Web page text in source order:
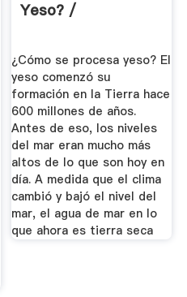
Yeso? /
¿Cómo se procesa yeso? El
yeso comenzó su
formación en la Tierra hace
600 millones de años.
Antes de eso, los niveles
del mar eran mucho más
altos de lo que son hoy en
día. A medida que el clima
cambió y bajó el nivel del
mar, el agua de mar en lo
que ahora es tierra seca